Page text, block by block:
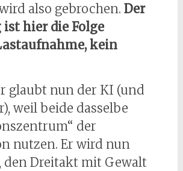
also gebrochen. Der
ist hier die Folge
kein
glaubt nun der KI (und
weil beide dasselbe
der
nutzen. Er wird nun
den Dreitakt mit Gewalt